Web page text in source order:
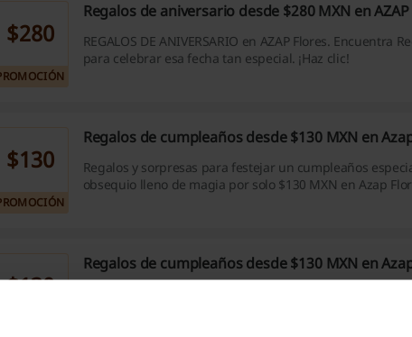
$280
Regalos de aniversario desde $280 MXN en
REGALOS DE ANIVERSARIO en AZAP Flores. Encuentra
para celebrar esa fecha tan especial. ¡Haz clic!
$130
Regalos de cumpleaños desde $130 MXN en
Regalos y sorpresas para festejar un cumpleaños
obsequio lleno de magia por solo $130 MXN en Azap
$130
Regalos de cumpleaños desde $130 MXN en